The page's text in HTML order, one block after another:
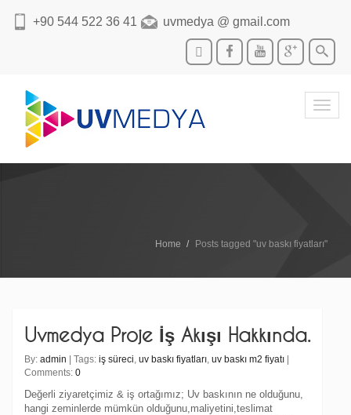
+90 544 522 36 41 uvmedya @ gmail.com
Home Posts tagged "uv baskı fiyatları"
Uvmedya Proje İş Akışı Hakkında.
By: admin | Tags: iş süreci, uv baskı fiyatları, uv baskı m2 fiyatı
Comments: 0
Değerli ziyaretçimiz & iş ortağımız; Uv baskının ne olduğunu,
hangi zeminlerde mümkün olduğunu,maliyetini,teslimat